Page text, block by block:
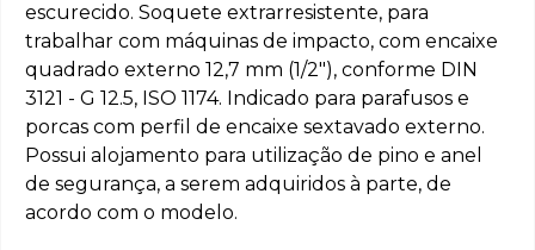
escurecido. Soquete extrarresistente, para
trabalhar com máquinas de impacto, com encaixe
quadrado externo 12,7 mm (1/2"), conforme DIN
3121 - G 12.5, ISO 1174. Indicado para parafusos e
porcas com perfil de encaixe sextavado externo.
Possui alojamento para utilização de pino e anel
de segurança, a serem adquiridos à parte, de
acordo com o modelo.